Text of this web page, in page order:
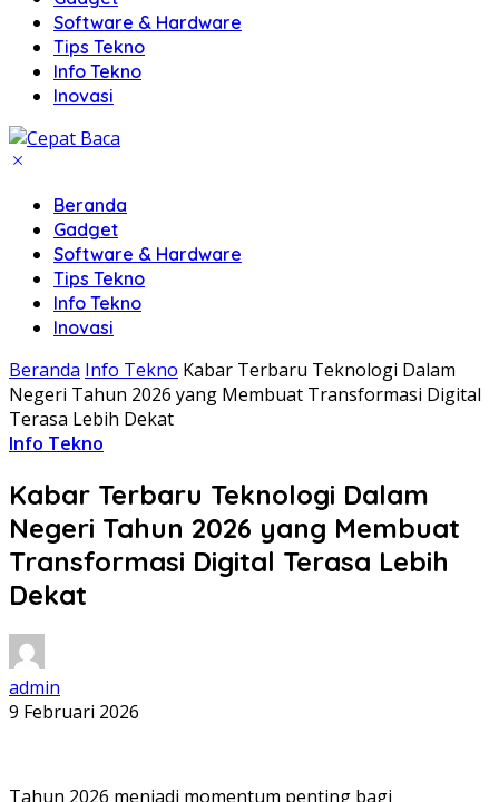
Software & Hardware
Tips Tekno
Info Tekno
Inovasi
Beranda
Gadget
Software & Hardware
Tips Tekno
Info Tekno
Inovasi
Beranda Info Tekno Kabar Terbaru Teknologi Dalam
Negeri Tahun 2026 yang Membuat Transformasi Digital
Terasa Lebih Dekat
Info Tekno
Kabar Terbaru Teknologi Dalam
Negeri Tahun 2026 yang Membuat
Transformasi Digital Terasa Lebih
Dekat
admin
9 Februari 2026
Tahun 2026 menjadi momentum penting bagi